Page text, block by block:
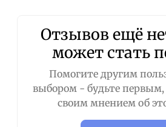
Отзывов ещё
может стать
Помогите другим
выбором - будьте первым,
своим мнением об